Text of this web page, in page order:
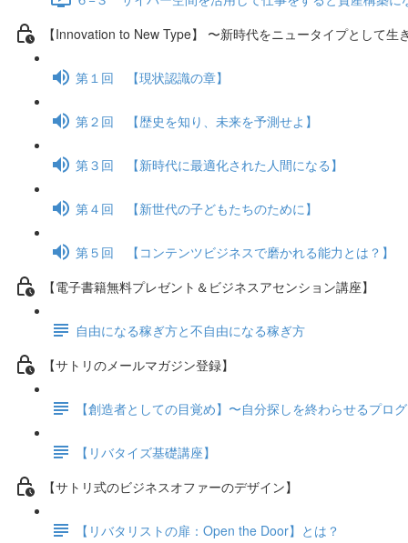
【Innovation to New Type】 〜新時代をニュータイプとして生
第１回 【現状認識の章】
第２回 【歴史を知り、未来を予測せよ】
第３回 【新時代に最適化された人間になる】
第４回 【新世代の子どもたちのために】
第５回 【コンテンツビジネスで磨かれる能力とは？】
【電子書籍無料プレゼント＆ビジネスアセンション講座】
自由になる稼ぎ方と不自由になる稼ぎ方
【サトリのメールマガジン登録】
【創造者としての目覚め】〜自分探しを終わらせるプロ
【リバタイズ基礎講座】
【サトリ式のビジネスオファーのデザイン】
【リバタリストの扉：Open the Door】とは？